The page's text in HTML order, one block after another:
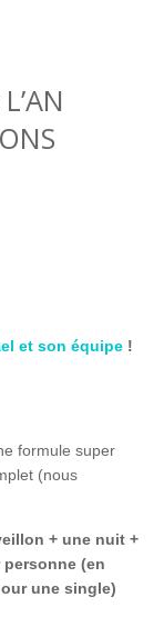
et son équipe !
formule super
(nous
+ une nuit +
(en
une single)